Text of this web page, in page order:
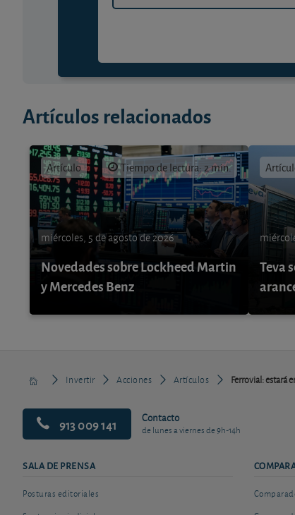
Artículos relacionados
Artículo Tiempo de lectura: 2 min.
miércoles, 5 de agosto de 2026
Novedades sobre Lockheed Martin
y Mercedes Benz
Teva
Invertir Acciones Artículos Ferrovial: estará
913 009 141 Contacto
de lunes a viernes de 9h-14h
SALA DE PRENSA
Posturas editoriales